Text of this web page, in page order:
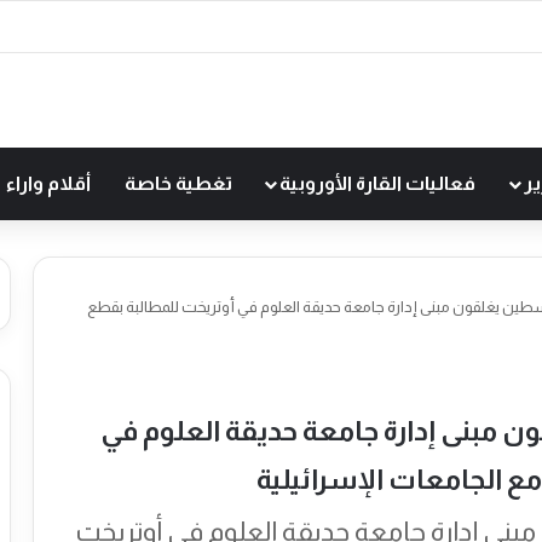
فعاليات القارة الأوروبية تغطية خاصة أقلام واراء
يغلقون مبنى إدارة جامعة حديقة العلوم في أوتريخت للمطالبة بقطع
إدارة جامعة حديقة العلوم في
الجامعات الإسرائيلية
إدارة جامعة حديقة العلوم في أوتريخت